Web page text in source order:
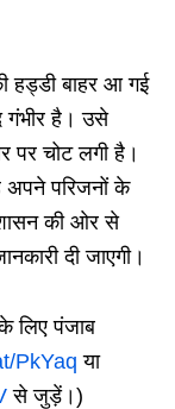
हड्डी बाहर आ गई
गंभीर है। उसे
पर चोट लगी है।
अपने परिजनों के
की ओर से
दी जाएगी।
लिए पंजाब
PkYaq या
से जुड़ें।)